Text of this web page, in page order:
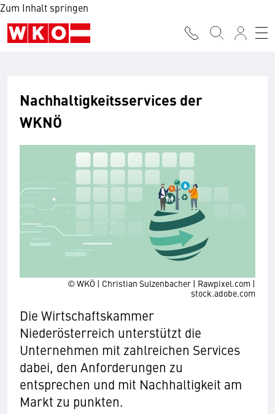
Zum Inhalt springen
© WKÖ | Christian Sulzenbacher | Rawpixel.com |
stock.adobe.com
Nachhaltigkeitsservices der
WKNÖ
Die Wirtschaftskammer
Niederösterreich unterstützt die
Unternehmen mit zahlreichen Services
dabei, den Anforderungen zu
entsprechen und mit Nachhaltigkeit am
Markt zu punkten.